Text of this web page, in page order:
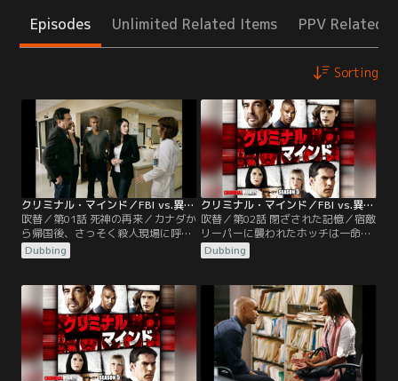
Episodes Unlimited Related Items PPV Related
Sorting
クリミナル・マインド／FBI vs.異常犯罪 シーズン5 第01話／吹替
吹替／第01話 死神の再来／カナダか
ら帰国後、さっそく殺人現場に呼び
出されるBAUのメンバーたち。連続
で2人の40代ヒスパニック男性が銃
が残されていた。2日前、救命医バ
ートンが“LC”の署名がある脅迫状を
受け取ったことを突き止めるBAU。
脅迫状には、「息子を隠せば毎日身
代りが1人死ぬ」とあり…。
Dubbing
クリミナル・マインド／FBI vs.異常犯罪 シーズン5 第02話／吹替
吹替／第02話 閉ざされた記憶／宿敵
リーパーに襲われたホッチは一命を
とりとめるが、妻と息子は連邦保安
局の保護下に置かれることに。ホッ
し、ケンタッキー州で起きた大量殺
人事件捜査の指揮に当たる。犯人コ
ールは、薬局で薬がもらえず逆上
し、従業員や客を殺害して逃亡。そ
の後、主治医の元に現れたコール
は、断片的な幻覚に襲われて…。
Dubbing